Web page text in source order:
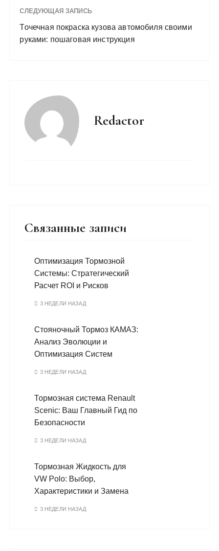
СЛЕДУЮЩАЯ ЗАПИСЬ
Точечная покраска кузова автомобиля своими
руками: пошаговая инструкция
Redactor
Связанные записи
Оптимизация Тормозной
Системы: Стратегический
Расчет ROI и Рисков
3 НЕДЕЛИ НАЗАД
Стояночный Тормоз КАМАЗ:
Анализ Эволюции и
Оптимизация Систем
3 НЕДЕЛИ НАЗАД
Тормозная система Renault
Scenic: Ваш Главный Гид по
Безопасности
3 НЕДЕЛИ НАЗАД
Тормозная Жидкость для
VW Polo: Выбор,
Характеристики и Замена
3 НЕДЕЛИ НАЗАД